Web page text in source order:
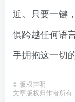
近。只要一键
惧跨越任何语
手拥抱这一切
© 版权声明
文章版权归作者所有